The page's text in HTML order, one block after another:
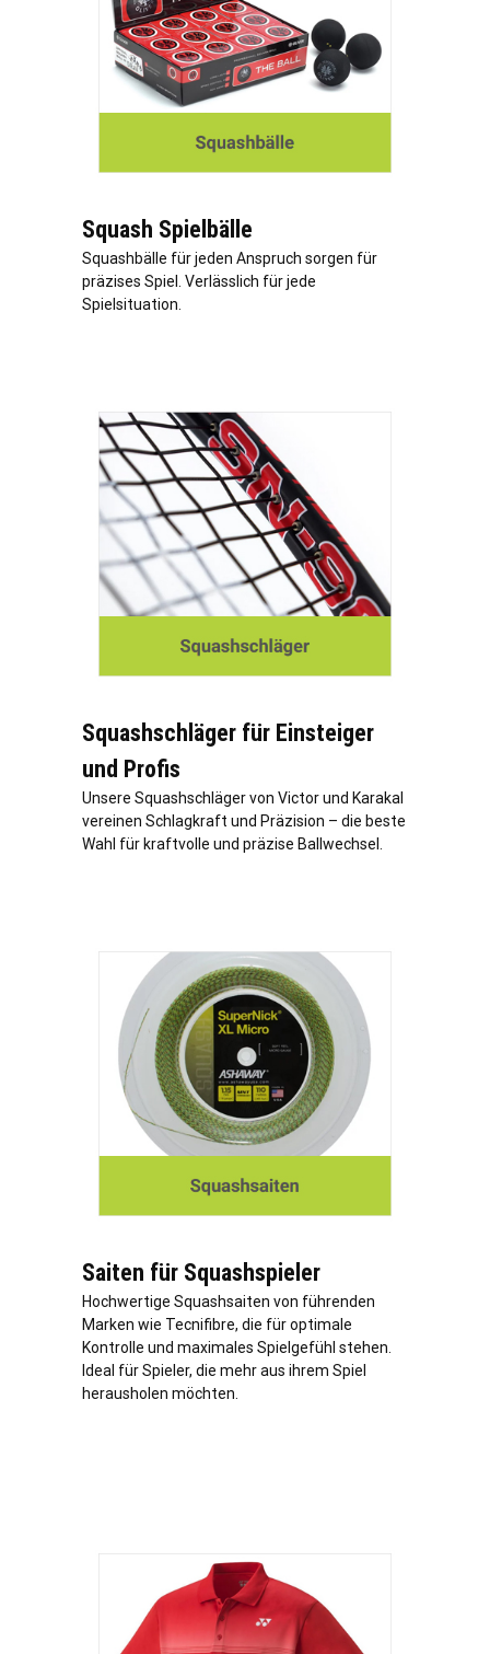
Squash Spielbälle
Squashbälle für jeden Anspruch sorgen für
präzises Spiel. Verlässlich für jede
Spielsituation.
Squashschläger für Einsteiger
und Profis
Unsere Squashschläger von Victor und Karakal
vereinen Schlagkraft und Präzision – die beste
Wahl für kraftvolle und präzise Ballwechsel.
Saiten für Squashspieler
Hochwertige Squashsaiten von führenden
Marken wie Tecnifibre, die für optimale
Kontrolle und maximales Spielgefühl stehen.
Ideal für Spieler, die mehr aus ihrem Spiel
herausholen möchten.